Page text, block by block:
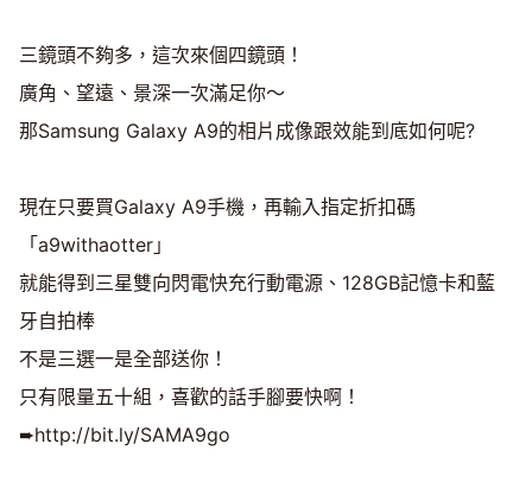
三鏡頭不夠多，這次來個四鏡頭！
廣角、望遠、景深一次滿足你～
那Samsung Galaxy A9的相片成像跟效能到底如何呢?
現在只要買Galaxy A9手機，再輸入指定折扣碼
「a9withaotter」
就能得到三星雙向閃電快充行動電源、128GB記憶卡和藍
牙自拍棒
不是三選一是全部送你！
只有限量五十組，喜歡的話手腳要快啊！
➨http://bit.ly/SAMA9go